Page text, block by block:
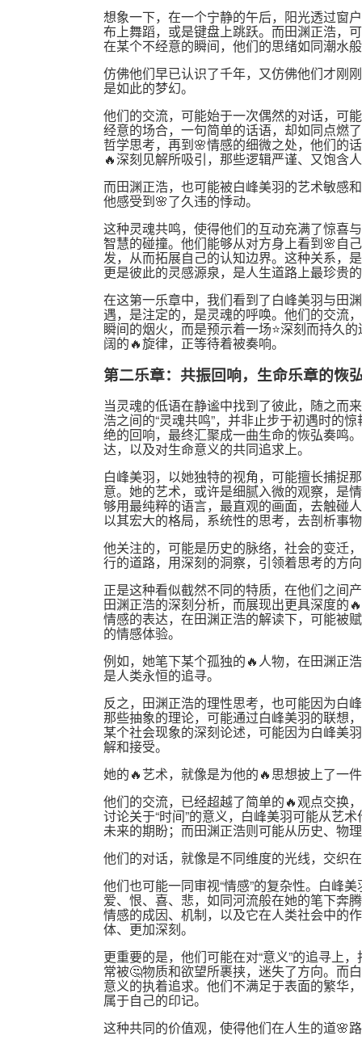
想象一下，在一个宁静的午后，阳光透过窗
布上舞蹈，或是键盘上跳跃。而田渊正浩，
在某个不经意的瞬间，他们的思绪如同潮水
仿佛他们早已认识了千年，又仿佛他们才刚
是如此的梦幻。
他们的交流，可能始于一次偶然的对话，可
经意的场合，一句简单的话语，却如同点燃
哲学思考，再到🌸情感的细微之处，他们的
🔥深刻见解所吸引，那些逻辑严谨、又饱含
而田渊正浩，也可能被白峰美羽的艺术敏感
他感受到🌸了久违的悸动。
这种灵魂共鸣，使得他们的互动充满了惊喜
智慧的碰撞。他们能够从对方身上看到🌸自
发，从而拓展自己的认知边界。这种关系，
更是彼此的灵感源泉，是人生道路上最珍贵
在这第一乐章中，我们看到了白峰美羽与田
遇，是注定的，是灵魂的呼唤。他们的交流
瞬间的烟火，而是预示着一场⭐深刻而持久
阔的🔥旋律，正等待着被奏响。
第二乐章：共振回响，生命乐章的恢
当灵魂的低语在静谧中找到了彼此，随之而
浩之间的“灵魂共鸣”，并非止步于初遇时的
绝的回响，最终汇聚成一曲生命的恢弘奏鸣
达，以及对生命意义的共同追求上。
白峰美羽，以她独特的视角，可能擅长捕捉
意。她的艺术，或许是细腻入微的观察，是
够用最纯粹的语言，最直观的画面，去触碰
以其宏大的格局，系统性的思考，去剖析事
他关注的，可能是历史的脉络，社会的变迁
行的道路，用深刻的洞察，引领着思考的方
正是这种看似截然不同的特质，在他们之间
田渊正浩的深刻分析，而展现出更具深度的
情感的表达，在田渊正浩的解读下，可能被
的情感体验。
例如，她笔下某个孤独的🔥人物，在田渊正
是人类永恒的追寻。
反之，田渊正浩的理性思考，也可能因为白
那些抽象的理论，可能通过白峰美羽的联想
某个社会现象的深刻论述，可能因为白峰美
解和接受。
她的🔥艺术，就像是为他的🔥思想披上了一
他们的交流，已经超越了简单的🔥观点交换
讨论关于“时间”的意义，白峰美羽可能从艺
未来的期盼；而田渊正浩则可能从历史、物
他们的对话，就像是不同维度的光线，交织
他们也可能一同审视“情感”的复杂性。白峰
爱、恨、喜、悲，如同河流般在她的笔下奔
情感的成因、机制，以及它在人类社会中的
体、更加深刻。
更重要的是，他们可能在对“意义”的追寻上
常被🤔物质和欲望所裹挟，迷失了方向。而
意义的执着追求。他们不满足于表面的繁华
属于自己的印记。
这种共同的价值观，使得他们在人生的道🌸